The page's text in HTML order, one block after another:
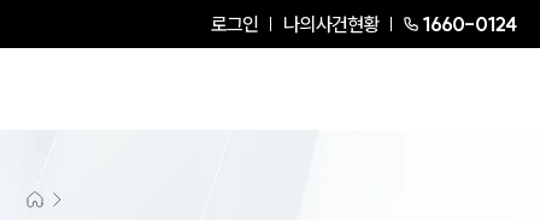
로그인 나의사건현황 1660-0124